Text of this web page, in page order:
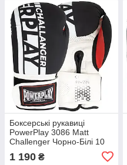
Боксерські рукавиці
PowerPlay 3086 Matt
Challenger Чорно-Білі 10
1 190 ₴